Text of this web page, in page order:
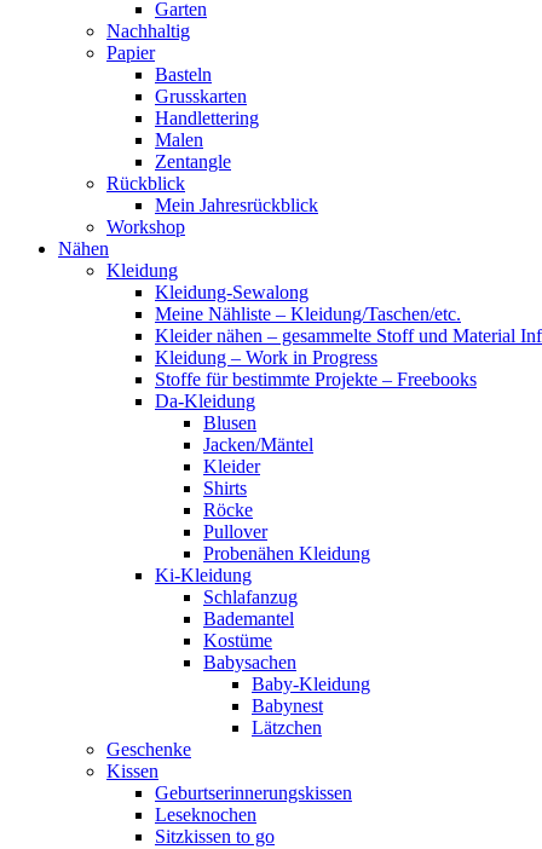
Garten
Nachhaltig
Papier
Basteln
Grusskarten
Handlettering
Malen
Zentangle
Rückblick
Mein Jahresrückblick
Workshop
Nähen
Kleidung
Kleidung-Sewalong
Meine Nähliste – Kleidung/Taschen/etc.
Kleider nähen – gesammelte Stoff und Material
Kleidung – Work in Progress
Stoffe für bestimmte Projekte – Freebooks
Da-Kleidung
Blusen
Jacken/Mäntel
Kleider
Shirts
Röcke
Pullover
Probenähen Kleidung
Ki-Kleidung
Schlafanzug
Bademantel
Kostüme
Babysachen
Baby-Kleidung
Babynest
Lätzchen
Geschenke
Kissen
Geburtserinnerungskissen
Leseknochen
Sitzkissen to go